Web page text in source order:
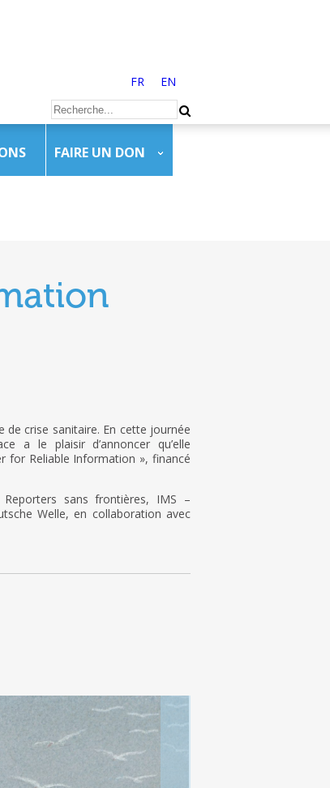
FR EN
FAIRE UN DON
de crise sanitaire. En cette journée
a le plaisir d’annoncer qu’elle
for Reliable Information », financé
sans frontières, IMS –
Welle, en collaboration avec